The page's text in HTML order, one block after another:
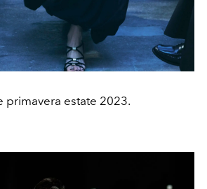
primavera estate 2023.